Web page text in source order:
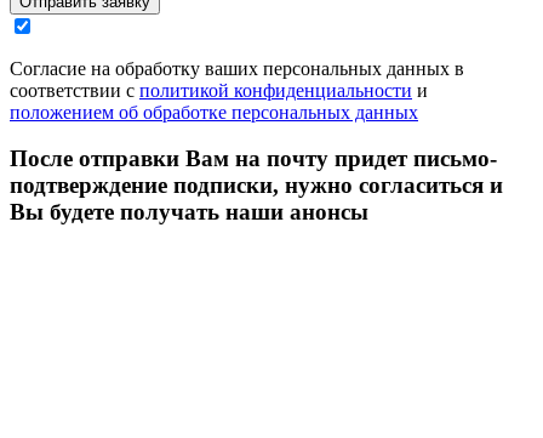
Согласие на обработку ваших персональных данных в
соответствии с политикой конфиденциальности и
положением об обработке персональных данных
После отправки Вам на почту придет письмо-
подтверждение подписки, нужно согласиться и
Вы будете получать наши анонсы